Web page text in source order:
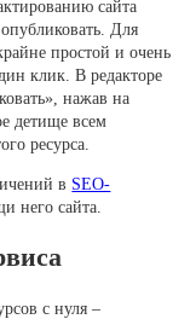
сайта
Для
простой и очень
клик. В редакторе
нажав на
детище всем
ресурса.
в SEO-
него сайта.
с нуля –